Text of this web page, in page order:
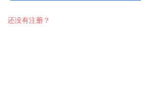
还没有注册？